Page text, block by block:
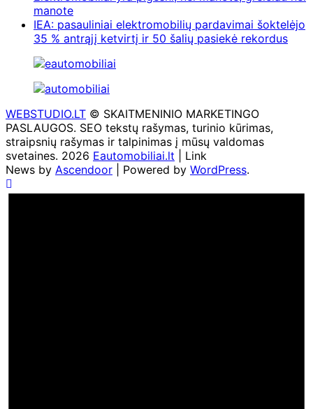
manote
IEA: pasauliniai elektromobilių pardavimai šoktelėjo
35 % antrąjį ketvirtį ir 50 šalių pasiekė rekordus
WEBSTUDIO.LT © SKAITMENINIO MARKETINGO
PASLAUGOS. SEO tekstų rašymas, turinio kūrimas,
straipsnių rašymas ir talpinimas į mūsų valdomas
svetaines. 2026 Eautomobiliai.lt | Link
News by Ascendoor | Powered by WordPress.